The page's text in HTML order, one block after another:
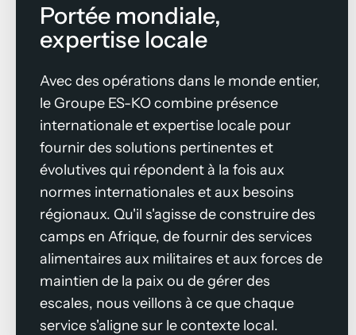
Portée mondiale,
expertise locale
Avec des opérations dans le monde entier,
le Groupe ES-KO combine présence
internationale et expertise locale pour
fournir des solutions pertinentes et
évolutives qui répondent à la fois aux
normes internationales et aux besoins
régionaux. Qu'il s'agisse de construire des
camps en Afrique, de fournir des services
alimentaires aux militaires et aux forces de
maintien de la paix ou de gérer des
escales, nous veillons à ce que chaque
service s'aligne sur le contexte local.